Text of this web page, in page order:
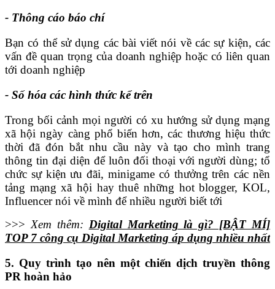
- Thông cáo báo chí
Bạn có thể sử dụng các bài viết nói về các sự kiện, các
vấn đề quan trọng của doanh nghiệp hoặc có liên quan
tới doanh nghiệp
- Số hóa các hình thức kể trên
Trong bối cảnh mọi người có xu hướng sử dụng mạng
xã hội ngày càng phổ biến hơn, các thương hiệu thức
thời đã đón bắt nhu cầu này và tạo cho mình trang
thông tin đại diện để luôn đối thoại với người dùng; tổ
chức sự kiện ưu đãi, minigame có thưởng trên các nền
tảng mạng xã hội hay thuê những hot blogger, KOL,
Influencer nói về mình để nhiều người biết tới
>>> Xem thêm: Digital Marketing là gì? [BẬT MÍ]
TOP 7 công cụ Digital Marketing áp dụng nhiều nhất
5. Quy trình tạo nên một chiến dịch truyền thông
PR hoàn hảo